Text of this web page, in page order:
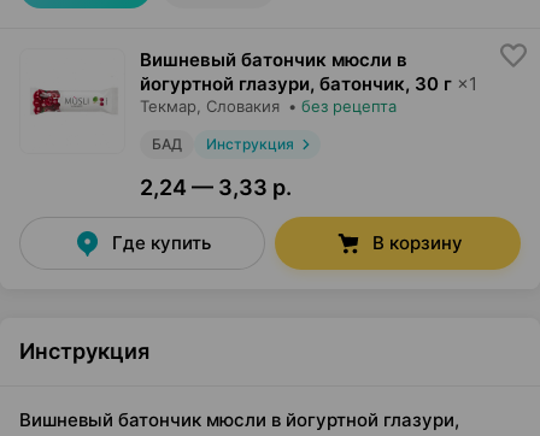
Вишневый батончик мюсли в
йогуртной глазури, батончик, 30 г ×1
Текмар , Словакия • без рецепта
БАД Инструкция
2,24 — 3,33 р.
Где купить В корзину
Инструкция
Вишневый батончик мюсли в йогуртной глазури,